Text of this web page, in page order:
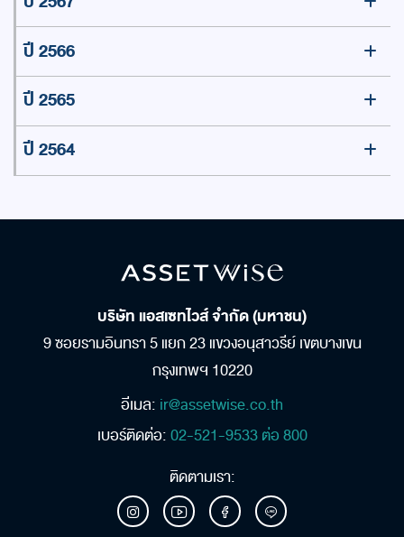
ปี 2566
ปี 2565
ปี 2564
บริษัท แอสเซทไวส์ จำกัด (มหาชน)
9 ซอยรามอินทรา 5 แยก 23แขวงอนุสาวรีย์ เขตบางเขน
กรุงเทพฯ 10220
อีเมล: ir@assetwise.co.th
เบอร์ติดต่อ:02-521-9533 ต่อ 800
ติดตามเรา: